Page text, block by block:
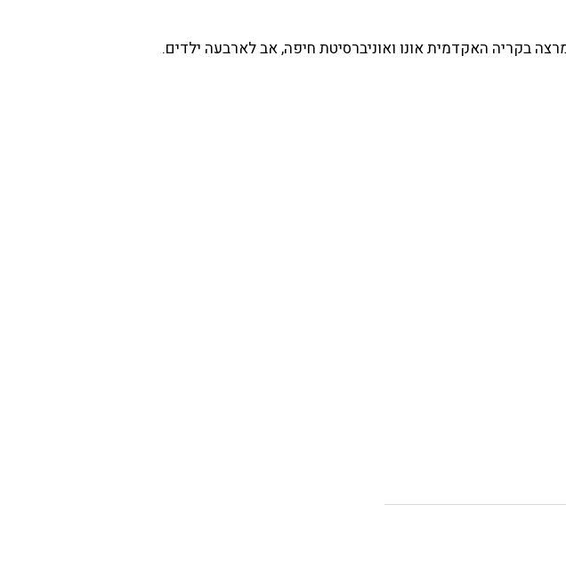
בקריה האקדמית אונו ואוניברסיטת חיפה, אב לארבעה ילדים.